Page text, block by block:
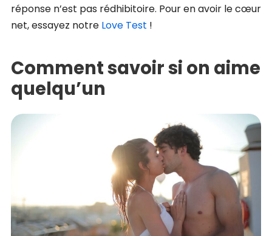
réponse n’est pas rédhibitoire. Pour en avoir le cœur
net, essayez notre Love Test !
Comment savoir si on aime
quelqu’un